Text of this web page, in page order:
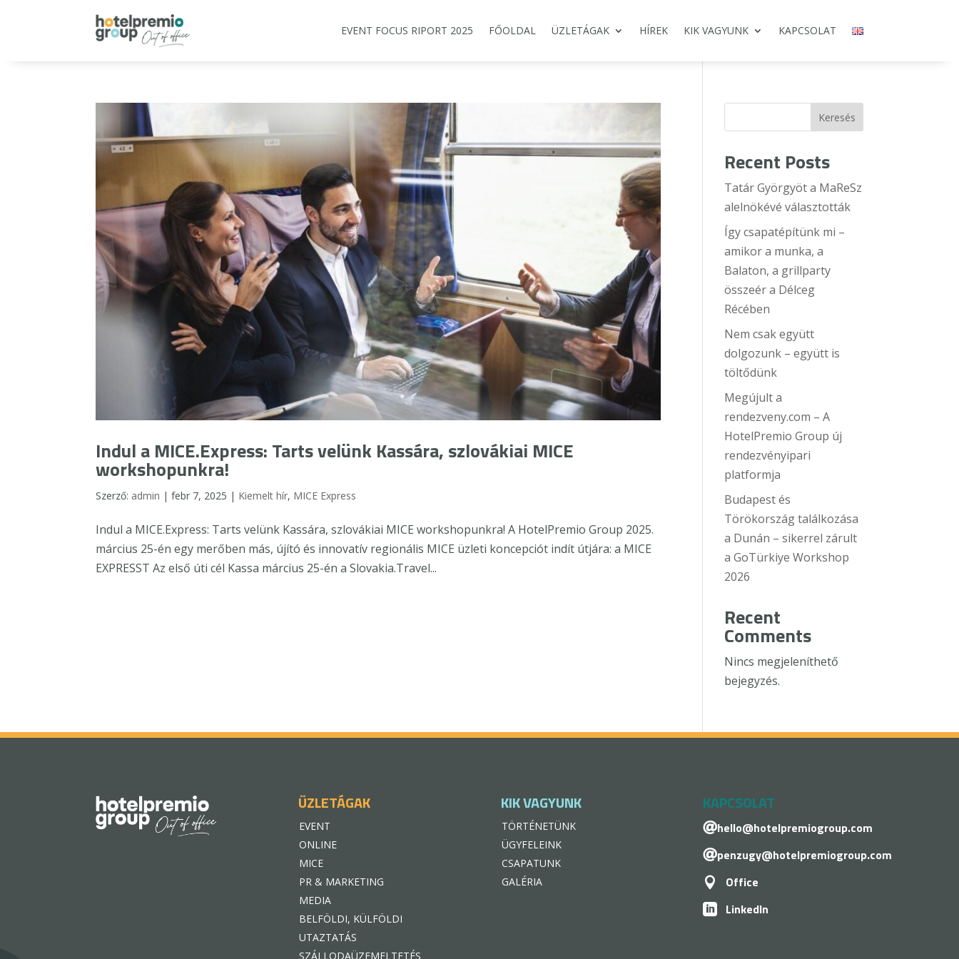
EVENT FOCUS RIPORT 2025 FŐOLDAL ÜZLETÁGAK HÍREK KIK VAGYUNK KAPCSOLAT
Indul a MICE.Express: Tarts velünk Kassára, szlovákiai MICE
workshopunkra!
Szerző: admin |febr 7, 2025 | Kiemelt hír, MICE Express
Indul a MICE.Express: Tarts velünk Kassára, szlovákiai MICE workshopunkra! A HotelPremio Group 2025.
március 25-én egy merőben más, újító és innovatív regionális MICE üzleti koncepciót indít útjára: a MICE
EXPRESST Az első úti cél Kassa március 25-én a Slovakia.Travel...
Keresés
Recent Posts
Tatár Györgyöt a MaReSz
alelnökévé választották
Így csapatépítünk mi –
amikor a munka, a
Balaton, a grillparty
összeér a Délceg
Récében
Nem csak együtt
dolgozunk – együtt is
töltődünk
Megújult a
rendezveny.com – A
HotelPremio Group új
rendezvényipari
platformja
Budapest és
Törökország találkozása
a Dunán – sikerrel zárult
a GoTürkiye Workshop
2026
Recent
Comments
Nincs megjeleníthető
bejegyzés.
ÜZLETÁGAK
EVENT
ONLINE
MICE
PR & MARKETING
MEDIA
BELFÖLDI, KÜLFÖLDI
UTAZTATÁS
SZÁLLODAÜZEMELTETÉS
KIK VAGYUNK
TÖRTÉNETÜNK
ÜGYFELEINK
CSAPATUNK
GALÉRIA
KAPCSOLAT
hello@hotelpremiogroup.com
penzugy@hotelpremiogroup.com
 Office
 LinkedIn